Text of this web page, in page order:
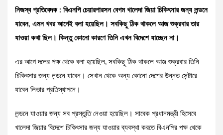
নিজস্ব প্রতিবেদক : বিএনপি চেয়ারপারসন বেগম খালেদা জিয়া চিকিৎসার জন্য লন্ডনে
যাবেন, এমন খবর আগেই বলা হয়েছিল। সবকিছু ঠিক থাকলে আজ শুক্রবার তার
যাওয়া কথা ছিল। কিন্তু কোনো কারণে তিনি এখন বিদেশে যাচ্ছেন না।
এর আগে দলের পক্ষ থেকে বলা হয়েছিল, সবকিছু ঠিক থাকলে আজ শুক্রবার তিনি
চিকিৎসার জন্য লন্ডনে যাবেন। সেখান থেকে অন্য কোনো দেশের উন্নত সেন্টারে
যাবেন লিভার প্রতিস্থাপনে।
লন্ডনে যাওয়ার জন্য সব প্রস্তুতি নেওয়া হয়েছিল। সাবেক প্রধানমন্ত্রী হিসেবে
খালেদা জিয়ার বিদেশে চিকিৎসার জন্য যাওয়ার ব্যবস্থা করতে বিএনপির পক্ষ থেকে